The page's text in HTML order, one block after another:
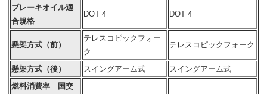
ブレーキオイル適
合規格
DOT 4 DOT 4
懸架方式（前）
テレスコピックフォー
ク
テレスコピックフォーク
懸架方式（後） スイングアーム式
スイングアーム式
燃料消費率 国交